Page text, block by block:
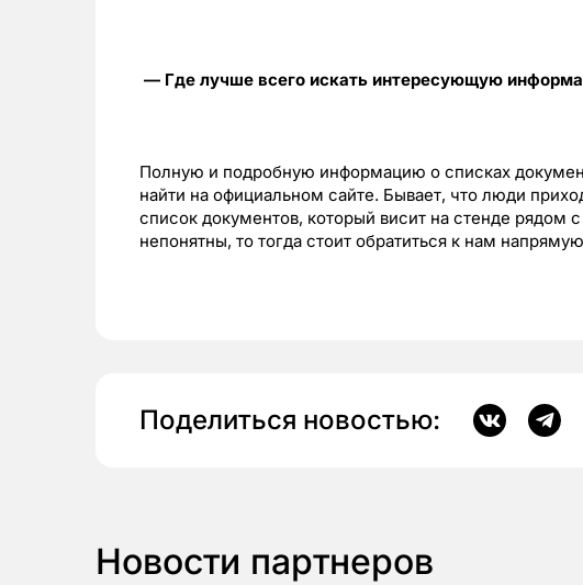
— Где лучше всего искать интересующую
Полную и подробную информацию о списках
найти на официальном сайте. Бывает, что люди
список документов, который висит на стенде рядом
непонятны, то тогда стоит обратиться к нам
Поделиться новостью:
Новости партнеров